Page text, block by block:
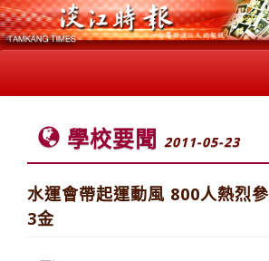
學校要聞 2011-05-23
水運會帶起運動風 800人熱烈
3金